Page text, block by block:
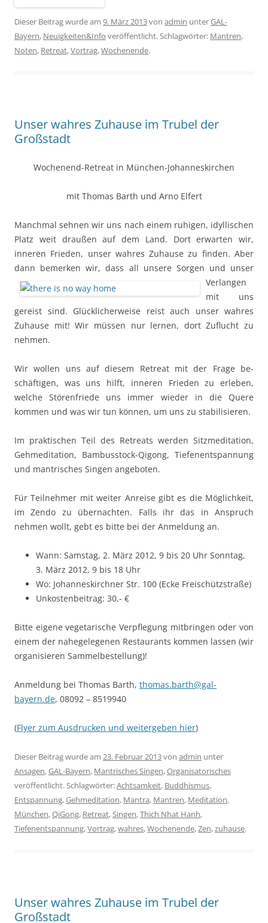
Dieser Beitrag wurde am 9. März 2013von admin unterGAL-
Bayern, Neuigkeiten&Info veröffentlicht. Schlagwörter: Mantren,
Noten, Retreat,Vortrag,Wochenende.
Unser wahres Zuhause im Trubel der
Großstadt
Wochenend-Retreat in München-Johanneskirchen
mit Thomas Barth und Arno Elfert
Manchmal sehnen wir uns nach einem ruhigen, idyl­li­schen
Platz weit draußen auf dem Land. Dort er­warten wir,
inneren Frieden, unser wahres Zu­hause zu finden. Aber
dann bemerken wir, dass all unsere Sorgen und unser
Verlangen
mit uns
gereist sind. Glücklicherweise reist auch unser wahres
Zuhause mit! Wir müssen nur lernen, dort Zuflucht zu
nehmen.
Wir wollen uns auf diesem Retreat mit der Frage be­
schäftigen, was uns hilft, inneren Frieden zu erleben,
welche Störenfriede uns immer wieder in die Quere
kommen und was wir tun können, um uns zu stabi­li­sieren.
Im praktischen Teil des Retreats werden Sitz­medita­tion,
Gehmeditation, Bambusstock-Qigong, Tiefen­entspan­nung
und mantrisches Singen angeboten.
Für Teilnehmer mit weiter Anreise gibt es die Möglichkeit,
im Zendo zu übernachten. Falls ihr das in Anspruch
nehmen wollt, gebt es bitte bei der Anmeldung an.
Wann: Samstag, 2. März 2012, 9 bis 20 Uhr Sonntag,
3. März 2012, 9 bis 18 Uhr
Wo: Johanneskirchner Str. 100 (Ecke Freischützstraße)
Unkostenbeitrag: 30,- €
Bitte eigene vegetarische Verpflegung mitbringen oder von
einem der nahegelegenen Restaurants kommen lassen (wir
organisieren Sammelbestellung)!
Anmeldung bei Thomas Barth, thomas.barth@gal-
bayern.de, 08092 – 8519940
(Flyer zum Ausdrucken und weitergeben hier)
Dieser Beitrag wurde am 23. Februar 2013von admin unter
Ansagen,GAL-Bayern, Mantrisches Singen,Organisatorisches
veröffentlicht. Schlagwörter:Achtsamkeit, Buddhismus,
Entspannung,Gehmeditation, Mantra, Mantren, Meditation,
München,QiGong, Retreat,Singen,Thich Nhat Hanh,
Tiefenentspannung,Vortrag,wahres,Wochenende,Zen,zuhause.
Unser wahres Zuhause im Trubel der
Großstadt